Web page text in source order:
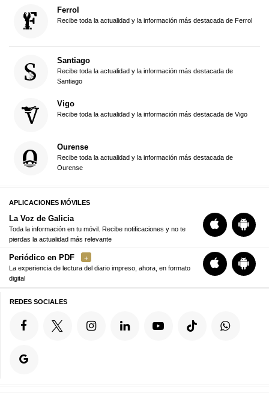
Ferrol
Recibe toda la actualidad y la información más destacada de Ferrol
Santiago
Recibe toda la actualidad y la información más destacada de
Santiago
Vigo
Recibe toda la actualidad y la información más destacada de Vigo
Ourense
Recibe toda la actualidad y la información más destacada de
Ourense
APLICACIONES MÓVILES
La Voz de Galicia
Toda la información en tu móvil. Recibe notificaciones y no te
pierdas la actualidad más relevante
Periódico en PDF
La experiencia de lectura del diario impreso, ahora, en formato
digital
REDES SOCIALES